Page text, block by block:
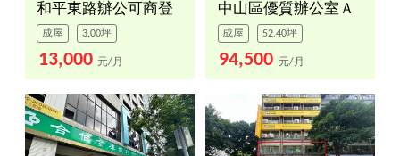
和平東路辦公可商登
成屋 3.00坪
13,000 元/月
中山區優質辦公室Ａ
成屋 52.40坪
94,500 元/月